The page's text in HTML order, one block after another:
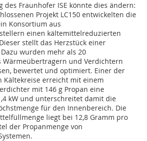
des Fraunhofer ISE könnte dies ändern:
Projekt LC150 entwickelten die
Konsortium aus
einen kältemittelreduzierten
stellt das Herzstück einer
wurden mehr als 20
Wärmeübertragern und Verdichtern
bewertet und optimiert. Einer der
Kältekreise erreicht mit einem
mit 146 g Propan eine
kW und unterschreitet damit die
für den Innenbereich. Die
liegt bei 12,8 Gramm pro
der Propanmenge von